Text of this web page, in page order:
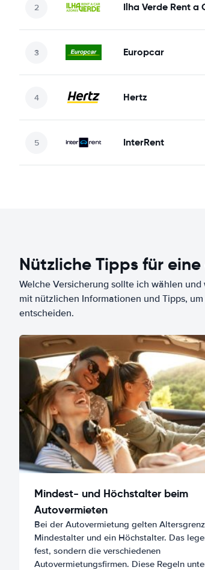
Ilha Verde Rent a
Europcar
Hertz
InterRent
Nützliche Tipps für
Welche Versicherung sollte ich wählen
mit nützlichen Informationen und Tipps,
entscheiden.
Mindest- und Höchstalter beim
Autovermieten
Bei der Autovermietung gelten
Mindestalter und ein Höchstalter. Das
fest, sondern die verschiedenen
Autovermietungsfirmen. Diese Regeln